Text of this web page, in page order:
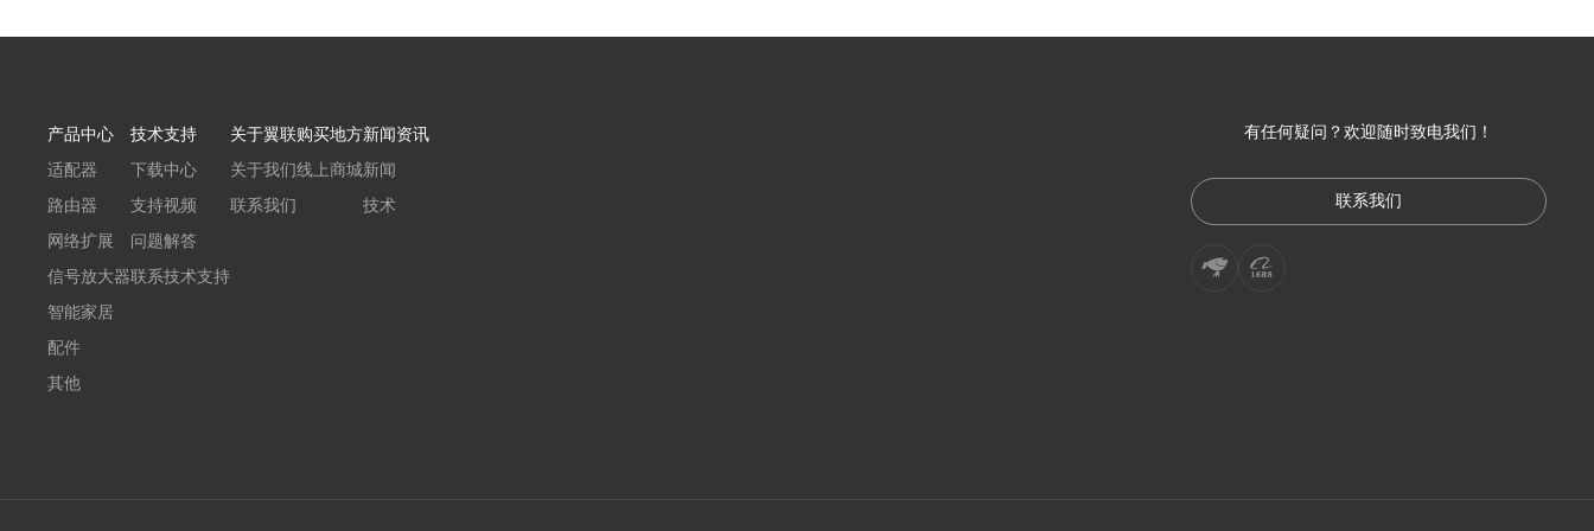
产品中心
适配器
路由器
网络扩展
信号放大器
智能家居
配件
其他
技术支持
下载中心
支持视频
问题解答
联系技术支持
关于翼联
关于我们
联系我们
购买地方
线上商城
新闻资讯
新闻
技术
有任何疑问？欢迎随时致电我们！
联系我们